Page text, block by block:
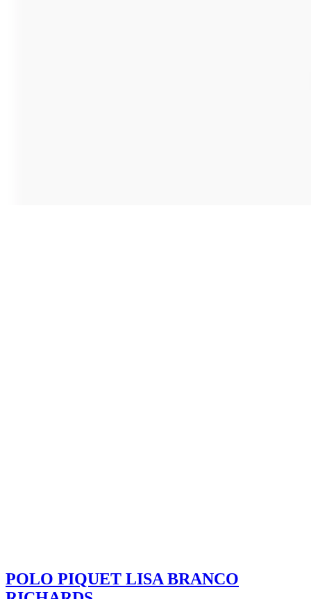
POLO PIQUET LISA BRANCO